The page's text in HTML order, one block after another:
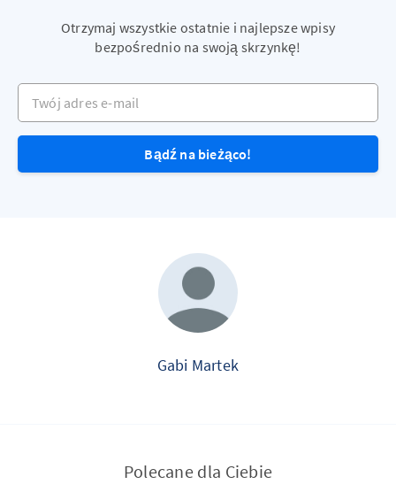
Otrzymaj wszystkie ostatnie i najlepsze wpisy
bezpośrednio na swoją skrzynkę!
Twój adres e-mail
Bądź na bieżąco!
Gabi Martek
Polecane dla Ciebie